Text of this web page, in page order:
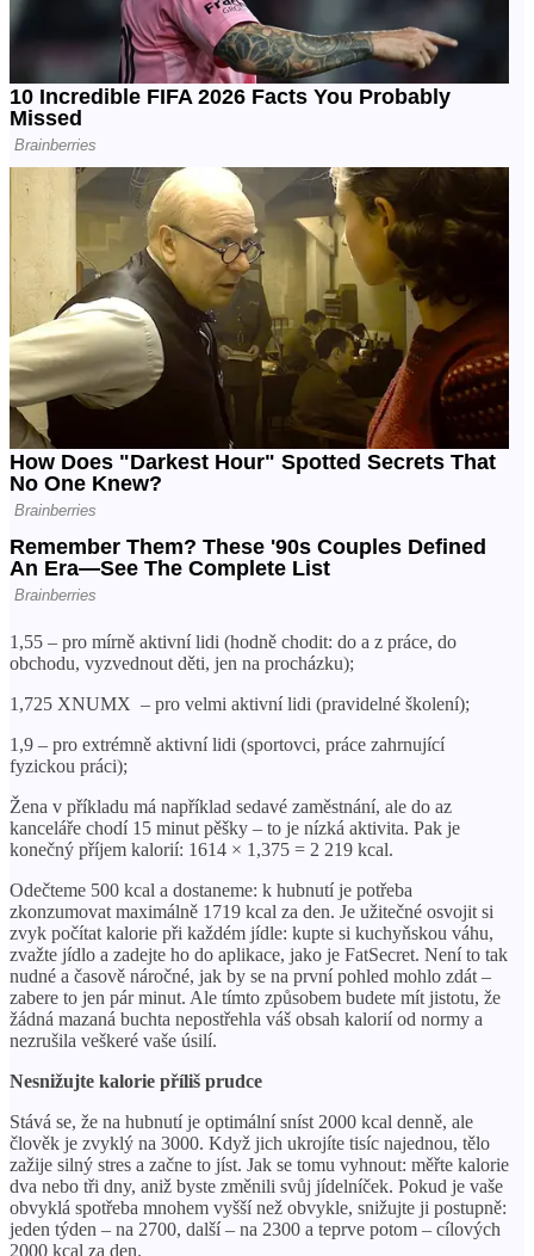
1,55 – pro mírně aktivní lidi (hodně chodit: do a z práce, do
obchodu, vyzvednout děti, jen na procházku);
1,725 XNUMX ​​ – pro velmi aktivní lidi (pravidelné školení);
1,9 – pro extrémně aktivní lidi (sportovci, práce zahrnující
fyzickou práci);
Žena v příkladu má například sedavé zaměstnání, ale do az
kanceláře chodí 15 minut pěšky – to je nízká aktivita. Pak je
konečný příjem kalorií: 1614 × 1,375 = 2 219 kcal.
Odečteme 500 kcal a dostaneme: k hubnutí je potřeba
zkonzumovat maximálně 1719 kcal za den. Je užitečné osvojit si
zvyk počítat kalorie při každém jídle: kupte si kuchyňskou váhu,
zvažte jídlo a zadejte ho do aplikace, jako je FatSecret. Není to tak
nudné a časově náročné, jak by se na první pohled mohlo zdát –
zabere to jen pár minut. Ale tímto způsobem budete mít jistotu, že
žádná mazaná buchta nepostřehla váš obsah kalorií od normy a
nezrušila veškeré vaše úsilí.
Nesnižujte kalorie příliš prudce
Stává se, že na hubnutí je optimální sníst 2000 kcal denně, ale
člověk je zvyklý na 3000. Když jich ukrojíte tisíc najednou, tělo
zažije silný stres a začne to jíst. Jak se tomu vyhnout: měřte kalorie
dva nebo tři dny, aniž byste změnili svůj jídelníček. Pokud je vaše
obvyklá spotřeba mnohem vyšší než obvykle, snižujte ji postupně:
jeden týden – na 2700, další – na 2300 a teprve potom – cílových
2000 kcal za den.